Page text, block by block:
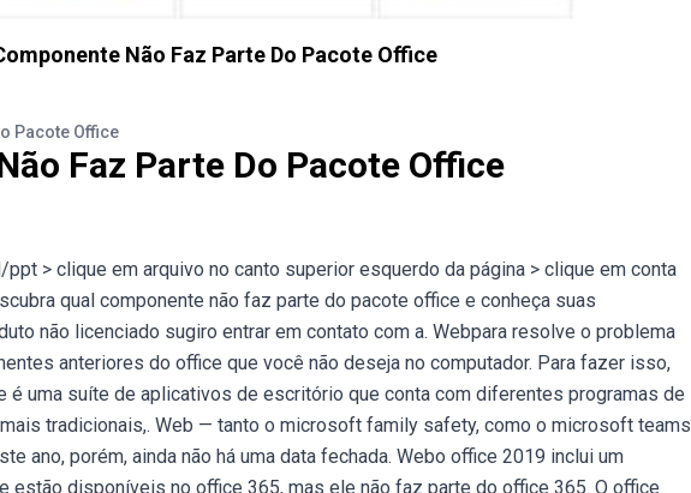
Não Faz Parte Do Pacote Office
Pacote Office
Faz Parte Do Pacote Office
> clique em arquivo no canto superior esquerdo da página > clique em conta
qual componente não faz parte do pacote office e conheça suas
não licenciado sugiro entrar em contato com a. Webpara resolve o problema
anteriores do office que você não deseja no computador. Para fazer isso,
uma suíte de aplicativos de escritório que conta com diferentes programas de
tradicionais,. Web — tanto o microsoft family safety, como o microsoft teams
ano, porém, ainda não há uma data fechada. Webo office 2019 inclui um
estão disponíveis no office 365, mas ele não faz parte do office 365. O office